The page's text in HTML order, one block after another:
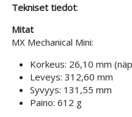
Tekniset tiedot:
Mitat
MX Mechanical Mini:
Korkeus: 26,10 mm
Leveys: 312,60 mm
Syvyys: 131,55 mm
Paino: 612 g